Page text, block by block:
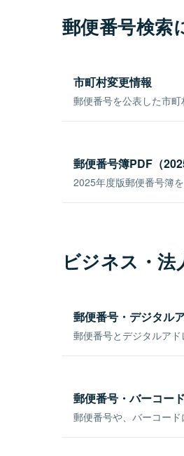
郵便番号検索
市町村変更情報
郵便番号を公表した市町
郵便番号簿PDF（
2025年度版郵便番号簿
ビジネス・
郵便番号・デジタル
郵便番号とデジタルアド
郵便番号・バーコー
郵便番号や、バーコード